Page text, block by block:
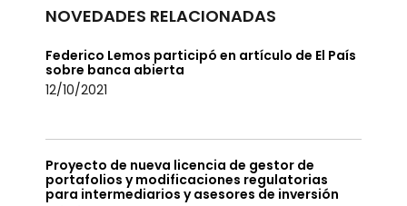
NOVEDADES RELACIONADAS
Federico Lemos participó en artículo de El País
sobre banca abierta
12/10/2021
Proyecto de nueva licencia de gestor de
portafolios y modificaciones regulatorias
para intermediarios y asesores de inversión